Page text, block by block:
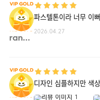
rang0**
파스텔톤이라 너무 이
2026.04.27
디자인 심플하지만 색